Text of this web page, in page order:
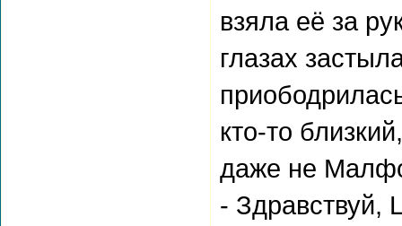
взяла её за
глазах
кто-то
даже не
- Здравствуй,